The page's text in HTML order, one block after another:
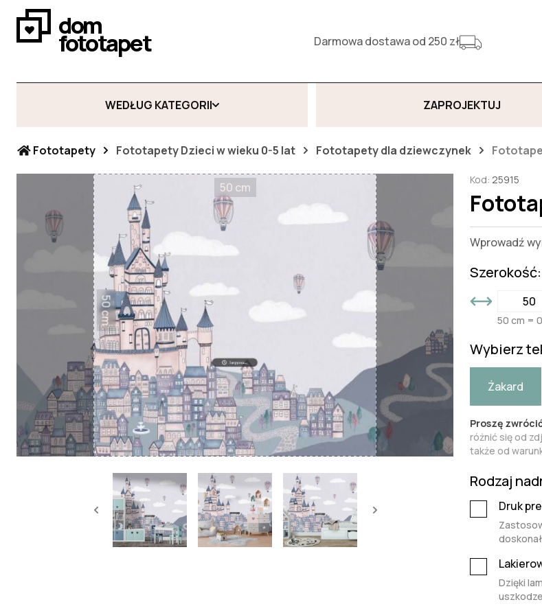
dom
fototapet Darmowa dostawa od 250 zł
WEDŁUG KATEGORII ZAPROJEKTUJ
Fototapety Fototapety Dzieci w wieku 0-5 lat Fototapety dla dziewczynek
50 cm
50 cm
Kod: 25915
Wprowadź
Szerokość:
50 cm =
Wybierz
Żakard
Proszę
różnić się od
także od
Rodzaj
Druk
Dzięki